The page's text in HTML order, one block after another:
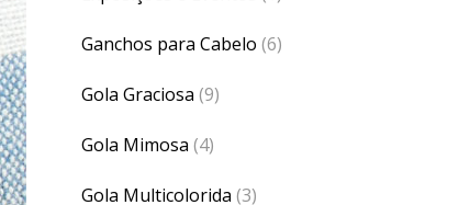
Ganchos para Cabelo (6)
Gola Graciosa (9)
Gola Mimosa (4)
Gola Multicolorida (3)